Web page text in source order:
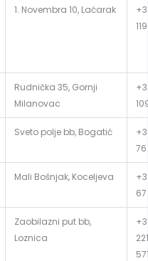
1. Novembra 10, Laćarak
119
Rudnička 35, Gornji
Milanovac
Sveto polje bb, Bogatić
76
Mali Bošnjak, Koceljeva
Zaobilazni put bb,
Loznica